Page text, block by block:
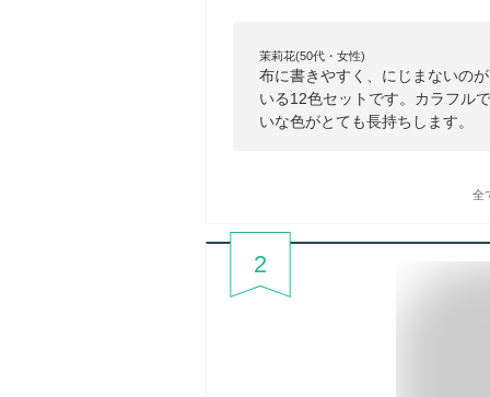
茉莉花(50代・女性)
布に書きやすく、にじまないの
いる12色セットです。カラフル
いな色がとても長持ちします。
全
2